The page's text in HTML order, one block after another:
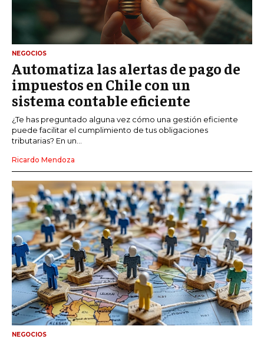
NEGOCIOS
Automatiza las alertas de pago de
impuestos en Chile con un
sistema contable eficiente
¿Te has preguntado alguna vez cómo una gestión eficiente
puede facilitar el cumplimiento de tus obligaciones
tributarias? En un...
Ricardo Mendoza
NEGOCIOS